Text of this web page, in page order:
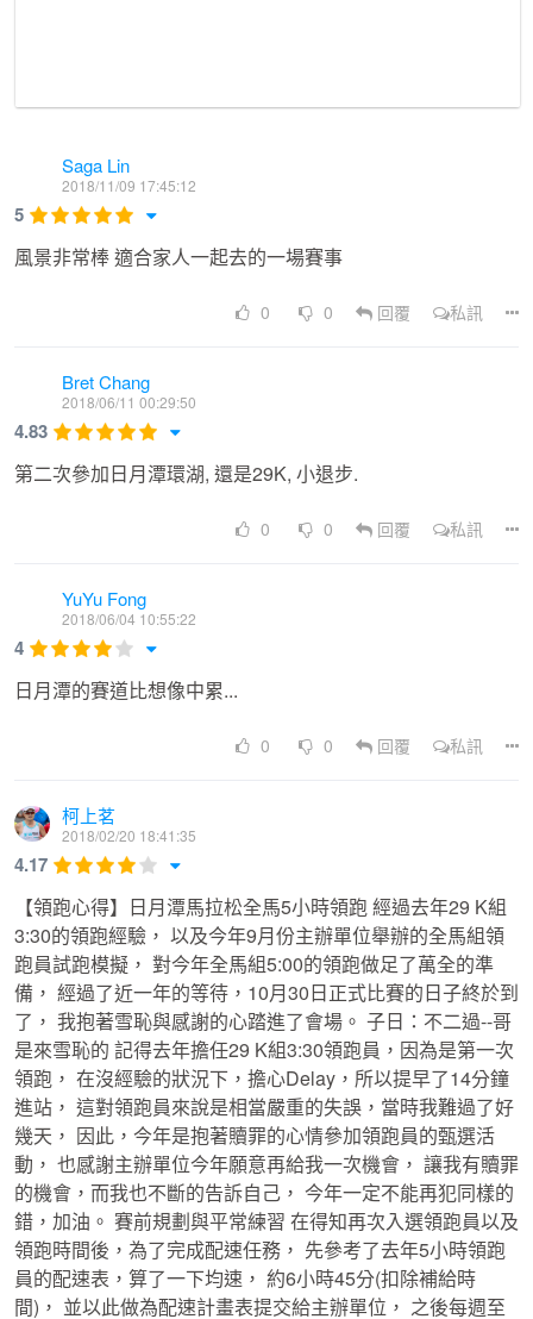
src="b7137b90759921c28546f759fdcbdad65f93f983524def
3dca464469d2cf9f3e.jpg" style="width: 678.495px; height:
508.217px;" class="fr-dii fr-draggable"></a></p><div
1f38336a-4fb5-814f-38fb-b6098d9b4d72" style="font-
family:Arial;color:#000000;background-
color:transparent;font-weight:400;font-style:normal;font-
variant:normal;text-decoration:none;vertical-
<span style="font-family: Arial;">【影音介紹】<br></span>
</span><div style="text-align: center;"><span style="color:
rgb(0, 0, 0);"><span style="font-family: Arial;"><span
class="fr-video fr-dvi fr-draggable" contenteditable="false"
width="640" height="360" frameborder="0"></iframe>
</span></span></span><br></div></div></div>
Saga Lin
2018/11/09 17:45:12
5
風景非常棒 適合家人一起去的一場賽事
0 0 回覆 私訊
Bret Chang
2018/06/11 00:29:50
4.83
第二次參加日月潭環湖, 還是29K, 小退步.
0 0 回覆 私訊
YuYu Fong
2018/06/04 10:55:22
4
日月潭的賽道比想像中累...
0 0 回覆 私訊
柯上茗
2018/02/20 18:41:35
4.17
【領跑心得】日月潭馬拉松全馬5小時領跑 經過去年29 K組
3:30的領跑經驗， 以及今年9月份主辦單位舉辦的全馬組領
跑員試跑模擬， 對今年全馬組5:00的領跑做足了萬全的準
備， 經過了近一年的等待，10月30日正式比賽的日子終於到
了， 我抱著雪恥與感謝的心踏進了會場。 子日：不二過--哥
是來雪恥的 記得去年擔任29 K組3:30領跑員，因為是第一次
領跑， 在沒經驗的狀況下，擔心Delay，所以提早了14分鐘
進站， 這對領跑員來說是相當嚴重的失誤，當時我難過了好
幾天， 因此，今年是抱著贖罪的心情參加領跑員的甄選活
動， 也感謝主辦單位今年願意再給我一次機會， 讓我有贖罪
的機會，而我也不斷的告訴自己， 今年一定不能再犯同樣的
錯，加油。 賽前規劃與平常練習 在得知再次入選領跑員以及
領跑時間後，為了完成配速任務， 先參考了去年5小時領跑
員的配速表，算了一下均速， 約6小時45分(扣除補給時
間)， 並以此做為配速計畫表提交給主辦單位， 之後每週至